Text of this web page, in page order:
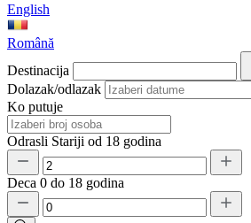
English
Română
Destinacija
Dolazak/odlazak
Ko putuje
Odrasli Stariji od 18 godina
Deca 0 do 18 godina